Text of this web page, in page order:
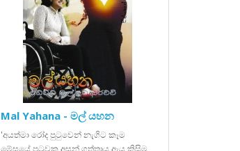
Mal Yahana - මල් යහන
'අයත්මා රෝද පුටුවෙන් නැගිට කෑම
මේසයේ පුටුවක අසුන් ගත්තාය,ඇය කිසිම